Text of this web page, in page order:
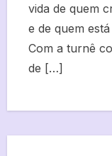
vida de quem
e de quem
Com a turnê
de […]